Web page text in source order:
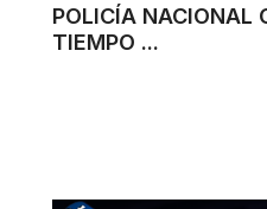
POLICÍA NACIONAL
TIEMPO ...